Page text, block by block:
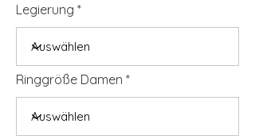
Legierung
Ringgröße Damen